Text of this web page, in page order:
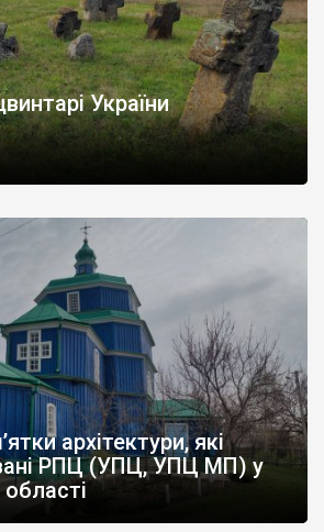
України
архітектури, які
РПЦ (УПЦ, УПЦ МП) у